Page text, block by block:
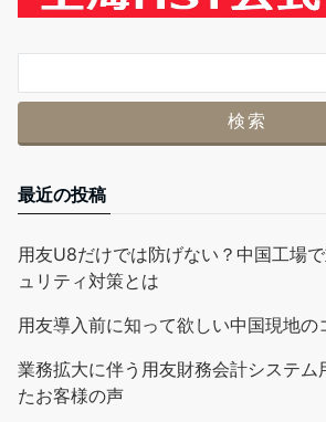
最近の投稿
用友U8だけでは防げない？中国工場
ュリティ対策とは
用友導入前に知って欲しい中国現地の
業務拡大に伴う用友財務会計システム
たお客様の声